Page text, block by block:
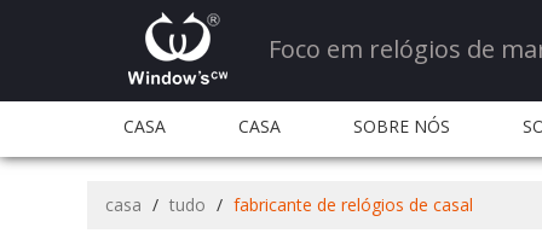
Foco em relógios de
CASA CASA SOBRE NÓS
casa / tudo / fabricante de relógios de casal